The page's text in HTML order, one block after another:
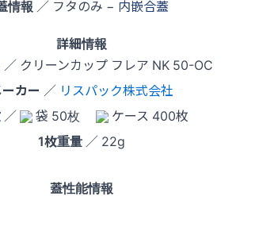
情報 ／ フタのみ − 内嵌合蓋
詳細情報
／ クリーンカップ フレア NK 50-OC
カー ／ リスパック株式会社
／ 袋 50枚
ケース 400枚
1枚重量 ／ 22g
蓋性能情報